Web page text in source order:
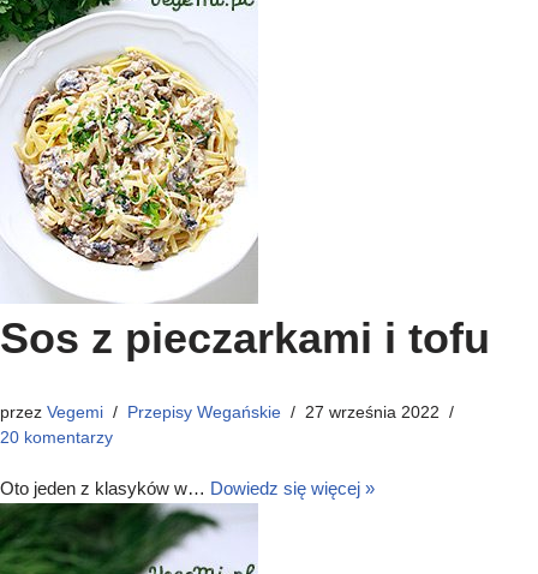
Sos z pieczarkami i tofu
przez Vegemi Przepisy Wegańskie
27 września 2022
20 komentarzy
Oto jeden z klasyków w… Dowiedz się więcej »